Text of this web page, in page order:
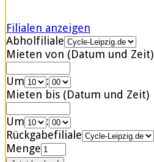
Filialen anzeigen
Abholfiliale
Mieten von (Datum und Zeit)
Um
:
Mieten bis (Datum und Zeit)
Um
:
Rückgabefiliale
Menge